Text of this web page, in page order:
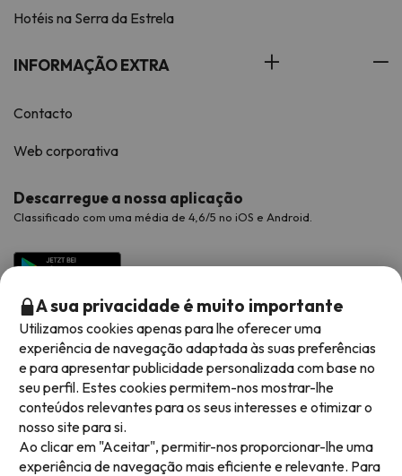
Hotéis na Serra da Estrela
INFORMAÇÃO EXTRA
Contacto
Web corporativa
Descarregue a nossa aplicação
Classificado com uma média de 4,6/5 no iOS e Android.
Métodos de pagamento disponíveis
A sua privacidade é muito importante
Utilizamos cookies apenas para lhe oferecer uma
experiência de navegação adaptada às suas preferências
e para apresentar publicidade personalizada com base no
seu perfil. Estes cookies permitem-nos mostrar-lhe
conteúdos relevantes para os seus interesses e otimizar o
nosso site para si.
Ao clicar em "Aceitar", permitir-nos proporcionar-lhe uma
experiência de navegação mais eficiente e relevante. Para